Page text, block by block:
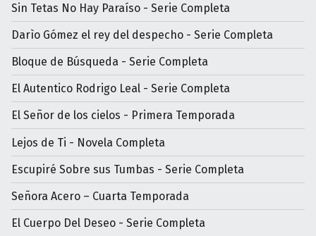
Sin Tetas No Hay Paraíso - Serie Completa
Darìo Gómez el rey del despecho - Serie Completa
Bloque de Búsqueda - Serie Completa
El Autentico Rodrigo Leal - Serie Completa
El Señor de los cielos - Primera Temporada
Lejos de Ti - Novela Completa
Escupiré Sobre sus Tumbas - Serie Completa
Señora Acero – Cuarta Temporada
El Cuerpo Del Deseo - Serie Completa